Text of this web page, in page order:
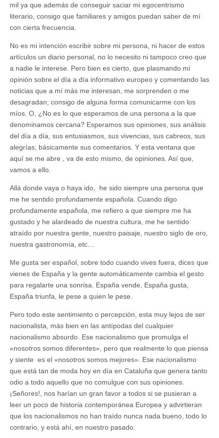
mil ya que además de conseguir saciar mi egocentrismo
literario, consigo que familiares y amigos puedan saber de mí
con cierta frecuencia.
No es mi intención escribir sobre mi persona, ni hacer de estos
artículos un diario personal, no lo necesito ni tampoco creo que
a nadie le interese. Pero bien es cierto, que plasmando mi
opinión sobre el día a día informativo europeo y comentando las
noticias que a mí más me interesan, me sorprenden o me
desagradan; consigo de alguna forma comunicarme con los
míos. O, ¿No es lo que esperamos de una persona a la que
denominamos cercana? Esperamos sus opiniones, sus análisis
del día a día, sus entusiasmos, sus vivencias, sus cabreos, sus
alegrías; básicamente sus comentarios. Y esta ventana que
aquí se me abre , va de esto mismo, de opiniones. Así que,
vamos a ello.
Allá donde vaya o haya ido, he sido siempre una persona que
me he sentido profundamente española. Cuando digo
profundamente española, me refiero a que siempre me ha
gustado y he alardeado de nuestra cultura, me he sentido
atraído por nuestra gente, nuestro paisaje, nuestro siglo de oro,
nuestra gastronomía, etc…
Me gusta ser español, sobre todo cuando vives fuera, dices que
vienes de España y la gente automáticamente cambia el gesto
para regalarte una sonrisa. España vende, España gusta,
España triunfa, le pese a quien le pese.
Pero todo este sentimiento o percepción, esta muy lejos de ser
nacionalista, más bien en las antípodas del cualquier
nacionalismo absurdo. Ese nacionalismo que promulga el
«nosotros somos diferentes», pero que realmente lo que piensa
y siente es el «nosotros somos mejores». Ese nacionalismo
que está tan de moda hoy en día en Cataluña que genera tanto
odio a todo aquello que no comulgue con sus opiniones.
¡Señores!, nos harían un gran favor a todos si se pusieran a
leer un poco de historia contemporánea Europea y advirtieran
que los nacionalismos no han traído nunca nada bueno, todo lo
contrario, y está ahí, en nuestro pasado.